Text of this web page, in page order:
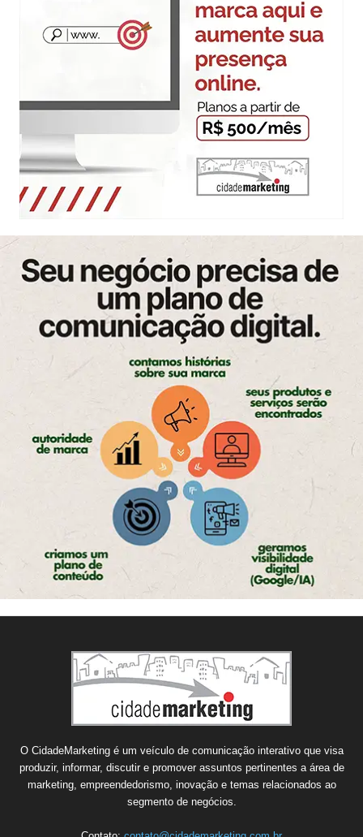
O CidadeMarketing é um veículo de comunicação interativo que visa
produzir, informar, discutir e promover assuntos pertinentes a área de
marketing, empreendedorismo, inovação e temas relacionados ao
segmento de negócios.